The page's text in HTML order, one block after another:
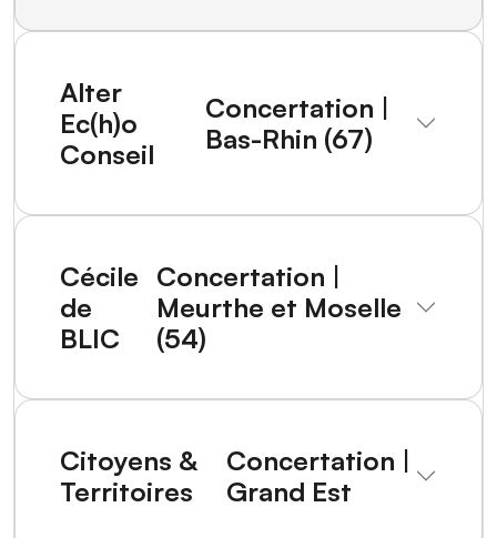
Alter
Ec(h)o
Conseil
Concertation |
Bas-Rhin (67)
Cécile
de
BLIC
Concertation |
Meurthe et Moselle
(54)
Citoyens &
Territoires
Concertation |
Grand Est